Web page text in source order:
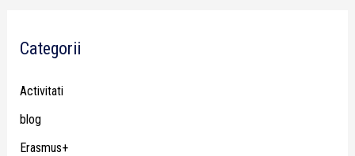
Categorii
Activitati
blog
Erasmus+